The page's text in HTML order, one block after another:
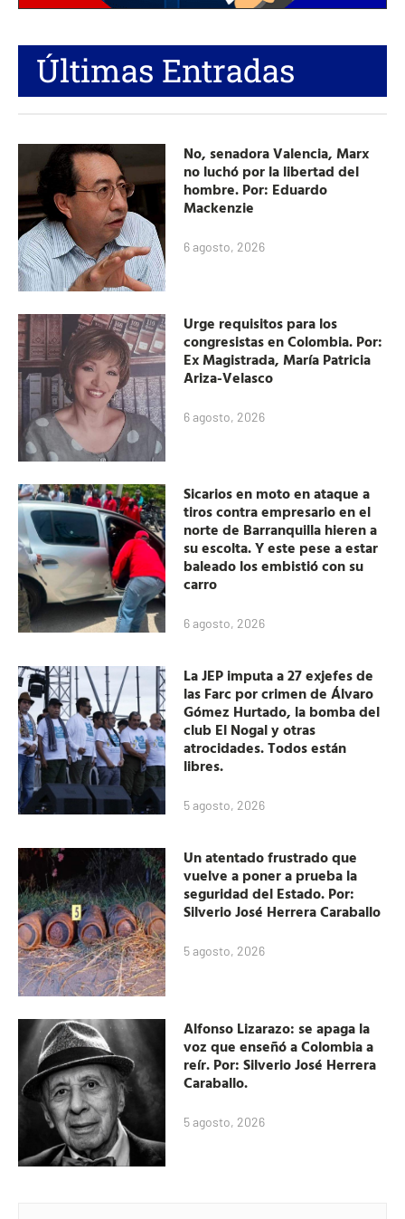
Últimas Entradas
No, senadora Valencia, Marx
no luchó por la libertad del
hombre. Por: Eduardo
Mackenzie
6 agosto, 2026
Urge requisitos para los
congresistas en Colombia. Por:
Ex Magistrada, María Patricia
Ariza-Velasco
6 agosto, 2026
Sicarios en moto en ataque a
tiros contra empresario en el
norte de Barranquilla hieren a
su escolta. Y este pese a estar
baleado los embistió con su
carro
6 agosto, 2026
La JEP imputa a 27 exjefes de
las Farc por crimen de Álvaro
Gómez Hurtado, la bomba del
club El Nogal y otras
atrocidades. Todos están
libres.
5 agosto, 2026
Un atentado frustrado que
vuelve a poner a prueba la
seguridad del Estado. Por:
Silverio José Herrera Caraballo
5 agosto, 2026
Alfonso Lizarazo: se apaga la
voz que enseñó a Colombia a
reír. Por: Silverio José Herrera
Caraballo.
5 agosto, 2026